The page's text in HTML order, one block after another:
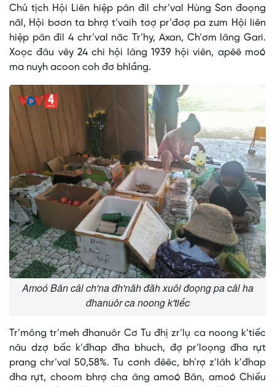
Chủ tịch Hội Liên hiệp pân đil chr’val Hùng Sơn đoọng
năl, Hội bơơn ta bhrợ t’vaih tơợ pr’đơợ pa zưm Hội liên
hiệp pân đil 4 chr’val năc Tr’hy, Axan, Ch’ơm lâng Gari.
Xoọc đâu vêy 24 chi hội lâng 1939 hội viên, apêê moó
ma nuyh acoon coh đơ bhlầng.
Amoó Bân câl ch'na đh'năh đăh xuôi đoọng pa câl ha
đhanuôr ca noong k'tiếc
Tr’mông tr’meh đhanuôr Cơ Tu đhị zr’lụ ca noong k’tiếc
nâu dzợ bấc k’đhap đha bhuch, đợ pr’loọng đha rựt
prang chr’val 50,58%. Tu cơnh đêêc, bh’rợ z’lâh k’đhap
đha rựt, choom bhrợ cha âng amoó Bân, amoó Chiếu